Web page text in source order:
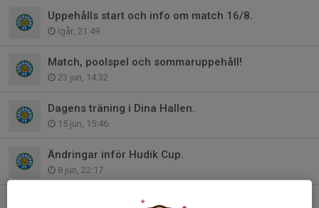
Uppehålls start och info om match 16/8.
Igår, 21:49
Match, poolspel och sommaruppehåll!
23 jun, 14:32
Dagens träning i Dina Hallen.
15 jun, 15:46
Ändringar inför Hudik Cup.
8 jun, 22:17
Sista anmälningsdag Hudik Cup!